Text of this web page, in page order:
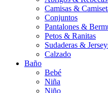
Camisas &
Conjuntos
Pantalones &
Petos & Ranitas
Sudaderas &
Calzado
Baño
Bebé
Niña
Niño